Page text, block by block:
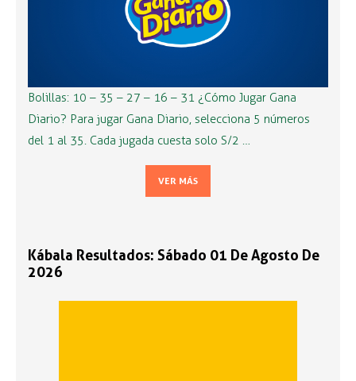
Bolillas: 10 – 35 – 27 – 16 – 31 ¿Cómo Jugar Gana
Diario? Para jugar Gana Diario, selecciona 5 números
del 1 al 35. Cada jugada cuesta solo S/2 …
VER MÁS
Kábala Resultados: Sábado 01 De Agosto De
2026